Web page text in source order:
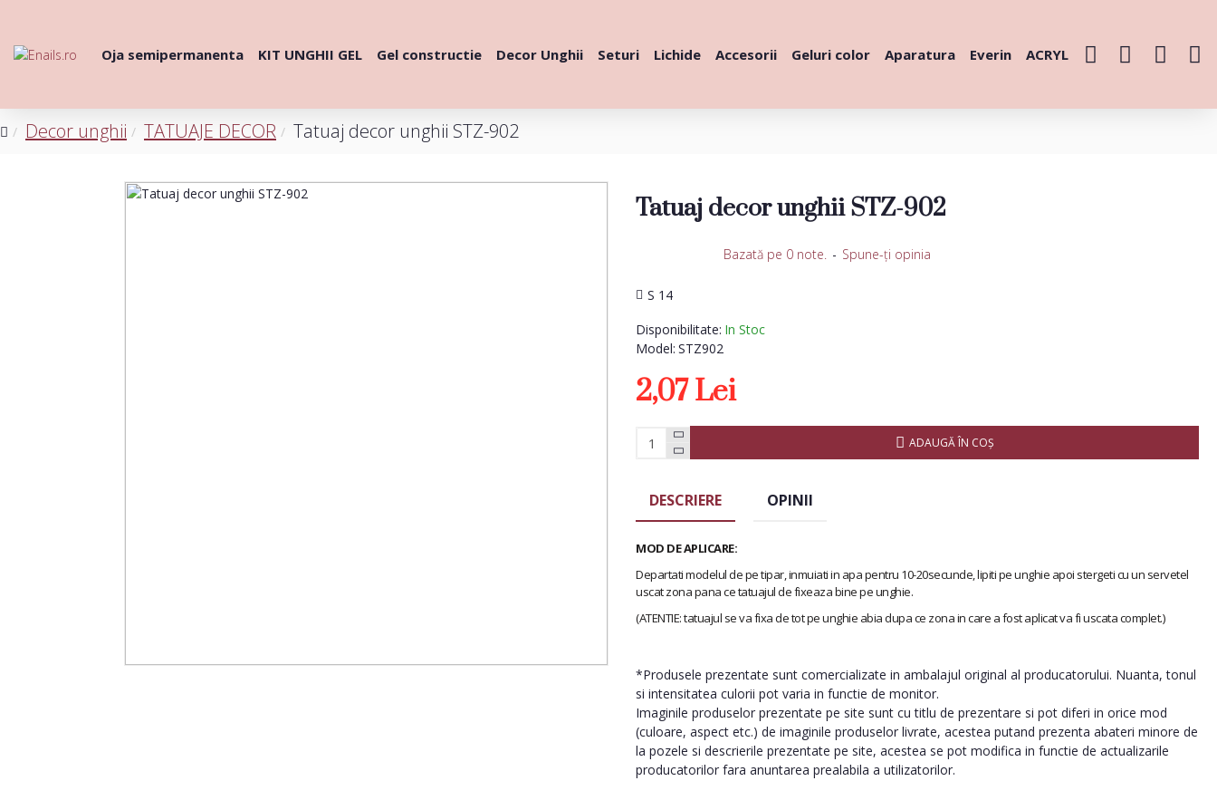
Oja semipermanenta KIT UNGHII GEL Gel constructie Decor Unghii Seturi Lichide Accesorii Geluri color Aparatura Everin ACRYL
Decor unghii TATUAJE DECOR Tatuaj decor unghii STZ-902
Tatuaj decor unghii STZ-902
Disponibilitate: In Stoc
Model: STZ902
S 14
Bazată pe 0 note. - Spune-ţi opinia
2,07 Lei
ADAUGĂ ÎN COŞ
DESCRIERE OPINII
MOD DE APLICARE:
Departati modelul de pe tipar, inmuiati in apa pentru 10-20secunde, lipiti pe unghie apoi stergeti cu un servetel
uscat zona pana ce tatuajul de fixeaza bine pe unghie.
(ATENTIE: tatuajul se va fixa de tot pe unghie abia dupa ce zona in care a fost aplicat va fi uscata complet.)
*Produsele prezentate sunt comercializate in ambalajul original al producatorului. Nuanta, tonul
si intensitatea culorii pot varia in functie de monitor.
Imaginile produselor prezentate pe site sunt cu titlu de prezentare si pot diferi in orice mod
(culoare, aspect etc.) de imaginile produselor livrate, acestea putand prezenta abateri minore de
la pozele si descrierile prezentate pe site, acestea se pot modifica in functie de actualizarile
producatorilor fara anuntarea prealabila a utilizatorilor.